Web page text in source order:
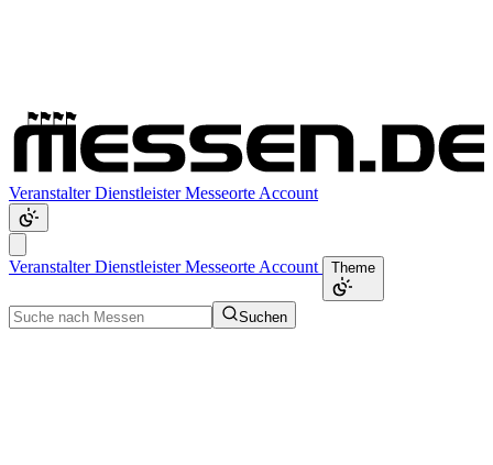
VeranstalterDienstleisterMesseorte Account
VeranstalterDienstleisterMesseorte Account Theme
Suchen